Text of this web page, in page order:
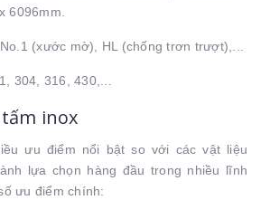
6096mm.
(xước mờ), HL (chống trơn trượt),...
304, 316, 430,...
inox
ưu điểm nổi bật so với các vật liệu
lựa chọn hàng đầu trong nhiều lĩnh
ưu điểm chính: